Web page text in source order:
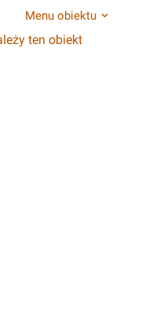
Menu obiektu
ten obiekt